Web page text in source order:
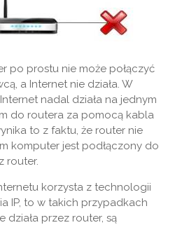
po prostu nie może połączyć
a Internet nie działa. W
nadal działa na jednym
do routera za pomocą kabla
to z faktu, że router nie
komputer jest podłączony do
router.
korzysta z technologii
IP, to w takich przypadkach
działa przez router, są